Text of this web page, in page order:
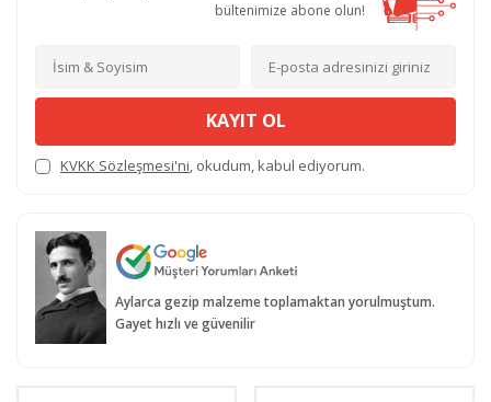
bültenimize abone olun!
KAYIT OL
KVKK Sözleşmesi'ni , okudum, kabul ediyorum.
Aylarca gezip malzeme toplamaktan yorulmuştum.
Gayet hızlı ve güvenilir